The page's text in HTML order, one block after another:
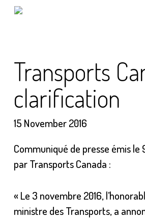
Skip
Transports
clarification
15 November 2016
Communiqué de presse émis le
par Transports Canada :
« Le 3 novembre 2016,
ministre des Transports, a